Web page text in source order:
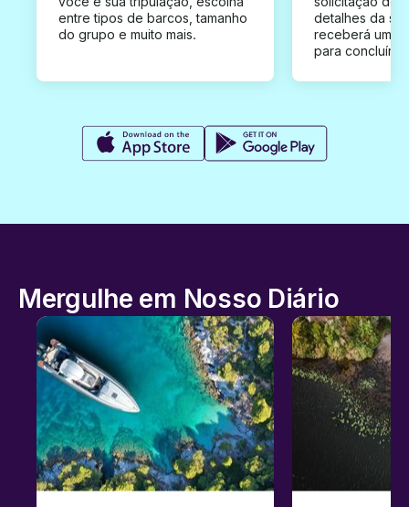
entre tipos de barcos, tamanho
do grupo e muito mais.
detalhes da
receberá uma
para concluír a
Mergulhe em Nosso Diário